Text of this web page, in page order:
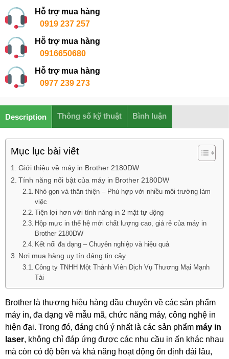
Hỗ trợ mua hàng
0919 237 257
Hỗ trợ mua hàng
0916650680
Hỗ trợ mua hàng
0977 239 273
Description Thông số kỹ thuật Bình luận
Mục lục bài viết
Giới thiệu về máy in Brother 2180DW
Tính năng nổi bật của máy in Brother 2180DW
Nhỏ gọn và thân thiện – Phù hợp với nhiều môi trường làm
việc
Tiện lợi hơn với tính năng in 2 mặt tự động
Hộp mực in thế hệ mới chất lượng cao, giá rẻ của máy in
Brother 2180DW
Kết nối đa dạng – Chuyên nghiệp và hiệu quả
Nơi mua hàng uy tín đáng tin cậy
Công ty TNHH Một Thành Viên Dịch Vụ Thương Mại Mạnh
Tài
Brother là thương hiệu hàng đầu chuyên về các sản phẩm
máy in, đa dạng về mẫu mã, chức năng máy, công nghệ in
hiện đại. Trong đó, đáng chú ý nhất là các sản phẩm máy in
laser, không chỉ đáp ứng được các nhu cầu in ấn khác nhau
mà còn có độ bền và khả năng hoạt động ổn định dài lâu,